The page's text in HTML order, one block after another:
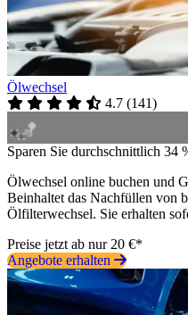
Ölwechsel
4.7 (141)
Sparen Sie durchschnittlich 34
Ölwechsel online buchen und
Beinhaltet das Nachfüllen von
Ölfilterwechsel. Sie erhalten
Preise jetzt ab nur 20 €*
Angebote erhalten